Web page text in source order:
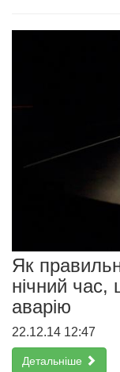
Як
нічний час,
аварію
22.12.14 12:47
Детальніше